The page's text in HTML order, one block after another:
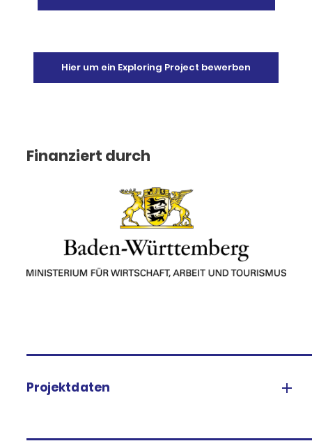
Hier um ein Exploring Project bewerben
Finanziert durch
Projektdaten